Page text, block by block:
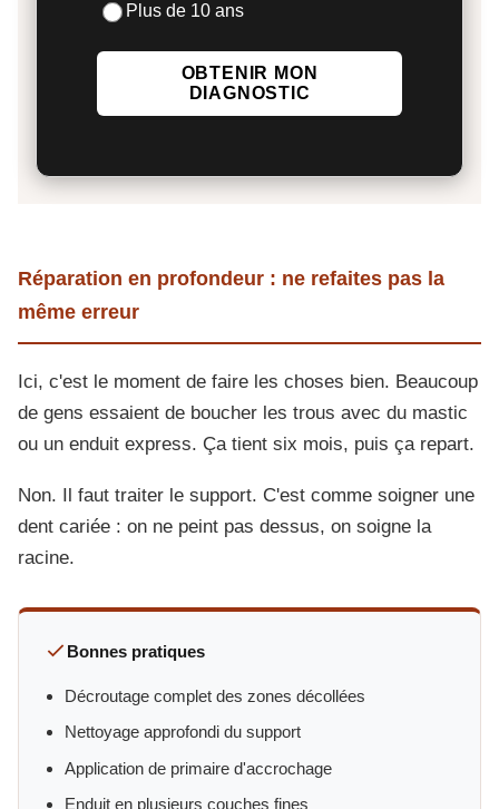
Plus de 10 ans
OBTENIR MON
DIAGNOSTIC
Réparation en profondeur : ne refaites pas la
même erreur
Ici, c'est le moment de faire les choses bien. Beaucoup
de gens essaient de boucher les trous avec du mastic
ou un enduit express. Ça tient six mois, puis ça repart.
Non. Il faut traiter le support. C'est comme soigner une
dent cariée : on ne peint pas dessus, on soigne la
racine.
Bonnes pratiques
Décroutage complet des zones décollées
Nettoyage approfondi du support
Application de primaire d'accrochage
Enduit en plusieurs couches fines